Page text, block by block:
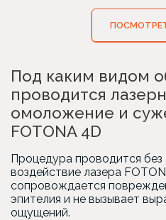
Под каким видом
проводится
омоложение и
FOTONA 4D
Процедура проводится без
воздействие лазера
сопровождается
эпителия и не вызывает
ощущений.